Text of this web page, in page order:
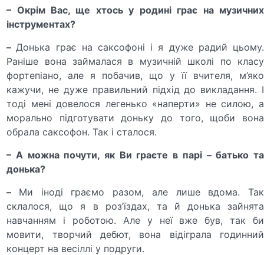
– Окрім Вас, ще хтось у родині грає на музичних
інструментах?
–Донька грає на саксофоні і я дуже радий цьому.
Раніше вона займалася в музичній школі по класу
фортепіано, але я побачив, що у її вчителя, м’яко
кажучи, не дуже правильний підхід до викладання. І
тоді мені довелося легенько «наперти» не силою, а
морально підготувати доньку до того, щоби вона
обрала саксофон. Так і сталося.
– А можна почути, як Ви граєте в парі – батько та
донька?
– Ми іноді граємо разом, але лише вдома. Так
склалося, що я в роз’їздах, та й донька зайнята
навчанням і роботою. Але у неї вже був, так би
мовити, творчий дебют, вона відіграла годинний
концерт на весіллі у подруги.